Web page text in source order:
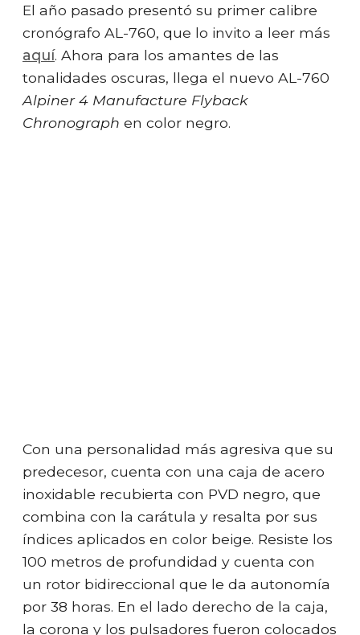
El año pasado presentó su primer calibre
cronógrafo AL-760, que lo invito a leer más
aquí. Ahora para los amantes de las
tonalidades oscuras, llega el nuevo AL-760
Alpiner 4 Manufacture Flyback
Chronograph en color negro.
Con una personalidad más agresiva que su
predecesor, cuenta con una caja de acero
inoxidable recubierta con PVD negro, que
combina con la carátula y resalta por sus
índices aplicados en color beige. Resiste los
100 metros de profundidad y cuenta con
un rotor bidireccional que le da autonomía
por 38 horas. En el lado derecho de la caja,
la corona y los pulsadores fueron colocados